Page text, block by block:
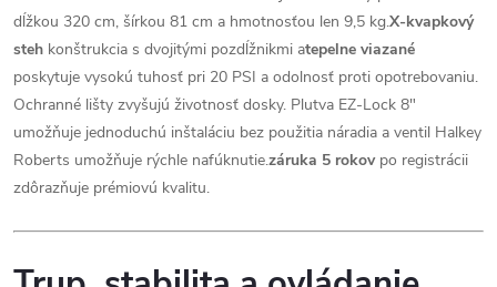
dĺžkou 320 cm, šírkou 81 cm a hmotnosťou len 9,5 kg.X-kvapkový
steh konštrukcia s dvojitými pozdĺžnikmi atepelne viazané
poskytuje vysokú tuhosť pri 20 PSI a odolnosť proti opotrebovaniu.
Ochranné lišty zvyšujú životnosť dosky. Plutva EZ-Lock 8"
umožňuje jednoduchú inštaláciu bez použitia náradia a ventil Halkey
Roberts umožňuje rýchle nafúknutie.záruka 5 rokovpo registrácii
zdôrazňuje prémiovú kvalitu.